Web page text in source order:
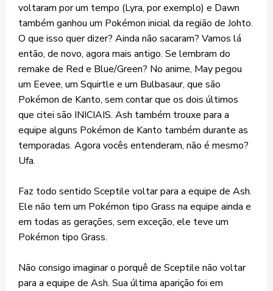
voltaram por um tempo (Lyra, por exemplo) e Dawn
também ganhou um Pokémon inicial da região de Johto.
O que isso quer dizer? Ainda não sacaram? Vamos lá
então, de novo, agora mais antigo. Se lembram do
remake de Red e Blue/Green? No anime, May pegou
um Eevee, um Squirtle e um Bulbasaur, que são
Pokémon de Kanto, sem contar que os dois últimos
que citei são INICIAIS. Ash também trouxe para a
equipe alguns Pokémon de Kanto também durante as
temporadas. Agora vocês entenderam, não é mesmo?
Ufa.
Faz todo sentido Sceptile voltar para a equipe de Ash.
Ele não tem um Pokémon tipo Grass na equipe ainda e
em todas as gerações, sem exceção, ele teve um
Pokémon tipo Grass.
Não consigo imaginar o porquê de Sceptile não voltar
para a equipe de Ash. Sua última aparição foi em